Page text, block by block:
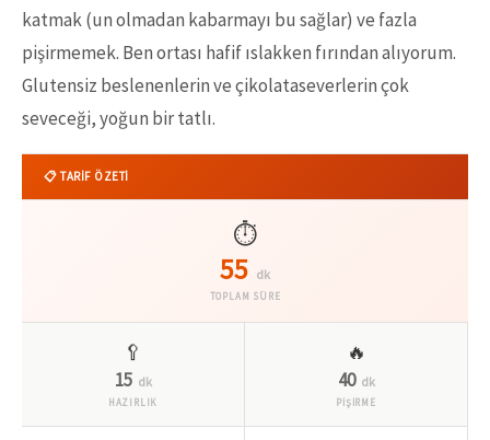
katmak (un olmadan kabarmayı bu sağlar) ve fazla
pişirmemek. Ben ortası hafif ıslakken fırından alıyorum.
Glutensiz beslenenlerin ve çikolataseverlerin çok
seveceği, yoğun bir tatlı.
📋 TARİF ÖZETİ
⏱️
55 dk
TOPLAM SÜRE
🥄
15 dk
HAZIRLIK
🔥
40 dk
PİŞİRME